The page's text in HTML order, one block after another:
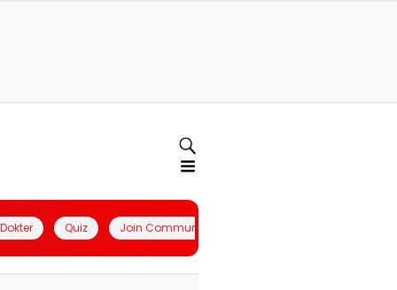
Quiz Join Community